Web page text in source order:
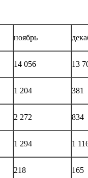
ноябрь
14 056 13
1 204 381
2 272 834
1 294 1
218 165